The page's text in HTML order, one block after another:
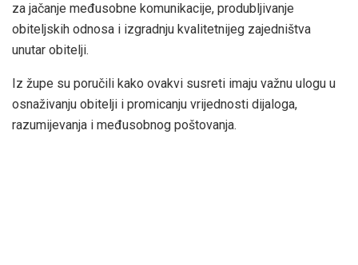
za jačanje međusobne komunikacije, produbljivanje
obiteljskih odnosa i izgradnju kvalitetnijeg zajedništva
unutar obitelji.
Iz župe su poručili kako ovakvi susreti imaju važnu ulogu u
osnaživanju obitelji i promicanju vrijednosti dijaloga,
razumijevanja i međusobnog poštovanja.